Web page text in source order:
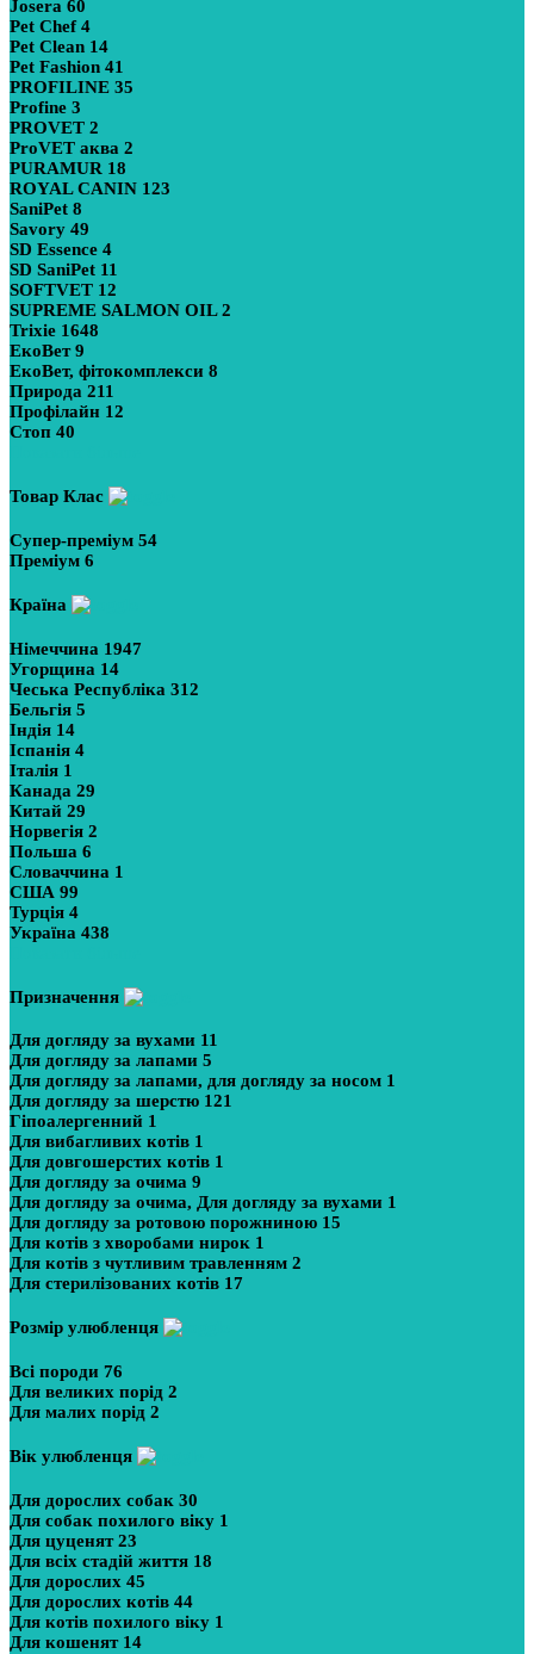
Josera 60
Pet Chef 4
Pet Clean 14
Pet Fashion 41
PROFILINE 35
Profine 3
PROVET 2
ProVET аква 2
PURAMUR 18
ROYAL CANIN 123
SaniPet 8
Savory 49
SD Essence 4
SD SaniPet 11
SOFTVET 12
SUPREME SALMON OIL2
Trixie 1648
ЕкоВет9
ЕкоВет, фітокомплекси 8
Природа 211
Профілайн 12
Стоп 40
Товар Клас
Супер-преміум 54
Преміум 6
Країна
Німеччина 1947
Угорщина 14
Чеська Республіка 312
Бельгія 5
Індія 14
Іспанія 4
Італія 1
Канада 29
Китай 29
Норвегія 2
Польша 6
Словаччина 1
США 99
Турція 4
Україна 438
Призначення
Для догляду за вухами 11
Для догляду за лапами 5
Для догляду за лапами, для догляду за носом 1
Для догляду за шерстю 121
Гіпоалергенний 1
Для вибагливих котів 1
Для довгошерстих котів 1
Для догляду за очима 9
Для догляду за очима, Для догляду за вухами 1
Для догляду за ротовою порожниною 15
Для котів з хворобами нирок 1
Для котів з чутливим травленням 2
Для стерилізованих котів 17
Розмір улюбленця
Всі породи 76
Для великих порід 2
Для малих порід 2
Вік улюбленця
Для дорослих собак 30
Для собак похилого віку 1
Для цуценят23
Для всіх стадій життя 18
Для дорослих 45
Для дорослих котів 44
Для котів похилого віку 1
Для кошенят 14